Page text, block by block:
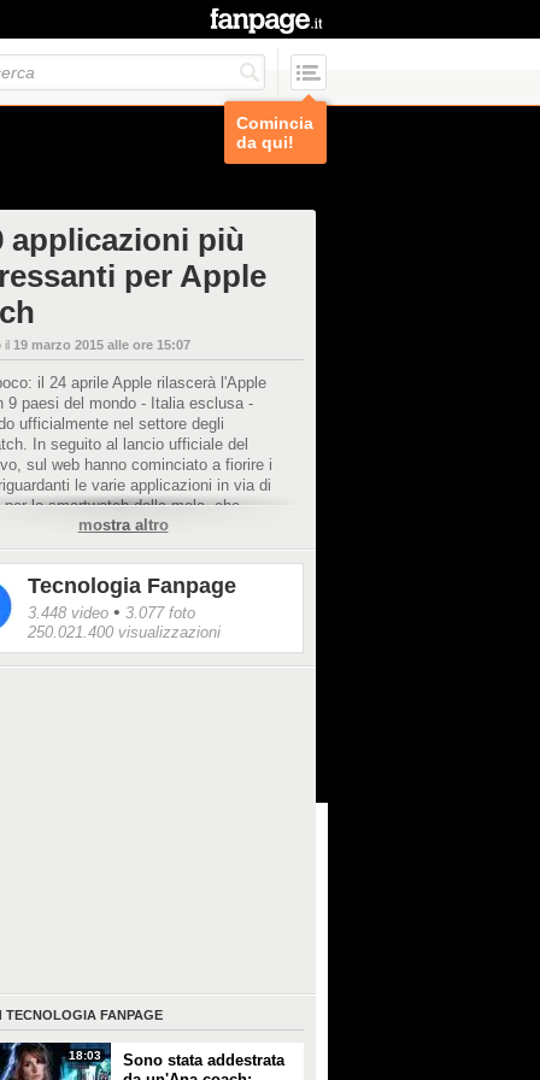
Comincia
da qui!
applicazioni più
per Apple
il 19 marzo 2015 alle ore 15:07
il 24 aprile Apple rilascerà l'Apple
9 paesi del mondo - Italia esclusa -
ufficialmente nel settore degli
In seguito al lancio ufficiale del
sul web hanno cominciato a fiorire i
le varie applicazioni in via di
per lo smartwatch della mela, che,
troppo a sorpresa, sono molte e per lo
mostra altro
Tecnologia Fanpage
3.448 video • 3.077 foto
250.021.400 visualizzazioni
TECNOLOGIA FANPAGE
18:03
Sono stata addestrata